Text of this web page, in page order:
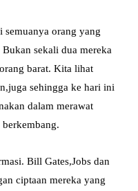
orang yang
sekali dua mereka
barat. Kita lihat
sehingga ke hari ini
dalam merawat
Bill Gates,Jobs dan
ciptaan mereka yang